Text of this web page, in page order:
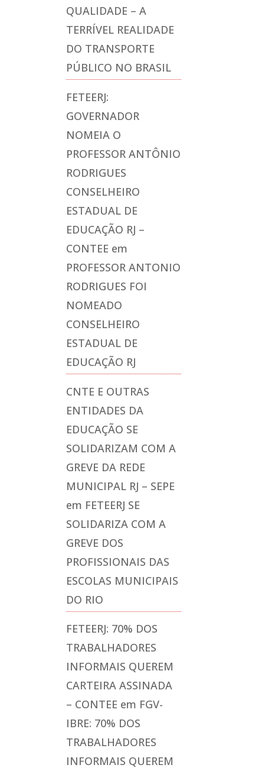
QUALIDADE – A
TERRÍVEL REALIDADE
DO TRANSPORTE
PÚBLICO NO BRASIL
FETEERJ:
GOVERNADOR
NOMEIA O
PROFESSOR ANTÔNIO
RODRIGUES
CONSELHEIRO
ESTADUAL DE
EDUCAÇÃO RJ –
CONTEE em
PROFESSOR ANTONIO
RODRIGUES FOI
NOMEADO
CONSELHEIRO
ESTADUAL DE
EDUCAÇÃO RJ
CNTE E OUTRAS
ENTIDADES DA
EDUCAÇÃO SE
SOLIDARIZAM COM A
GREVE DA REDE
MUNICIPAL RJ – SEPE
em FETEERJ SE
SOLIDARIZA COM A
GREVE DOS
PROFISSIONAIS DAS
ESCOLAS MUNICIPAIS
DO RIO
FETEERJ: 70% DOS
TRABALHADORES
INFORMAIS QUEREM
CARTEIRA ASSINADA
– CONTEE em FGV-
IBRE: 70% DOS
TRABALHADORES
INFORMAIS QUEREM